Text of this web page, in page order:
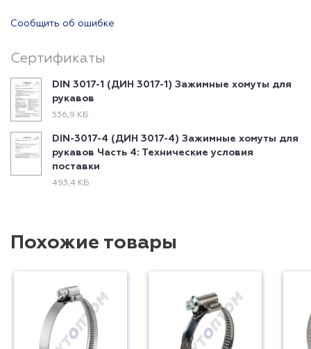
Сообщить об ошибке
Сертификаты
DIN 3017-1 (ДИН 3017-1) Зажимные хомуты для
рукавов
536,9 КБ
DIN-3017-4 (ДИН 3017-4) Зажимные хомуты для
рукавов Часть 4: Технические условия
поставки
493,4 КБ
Похожие товары